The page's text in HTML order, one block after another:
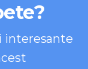
interesante